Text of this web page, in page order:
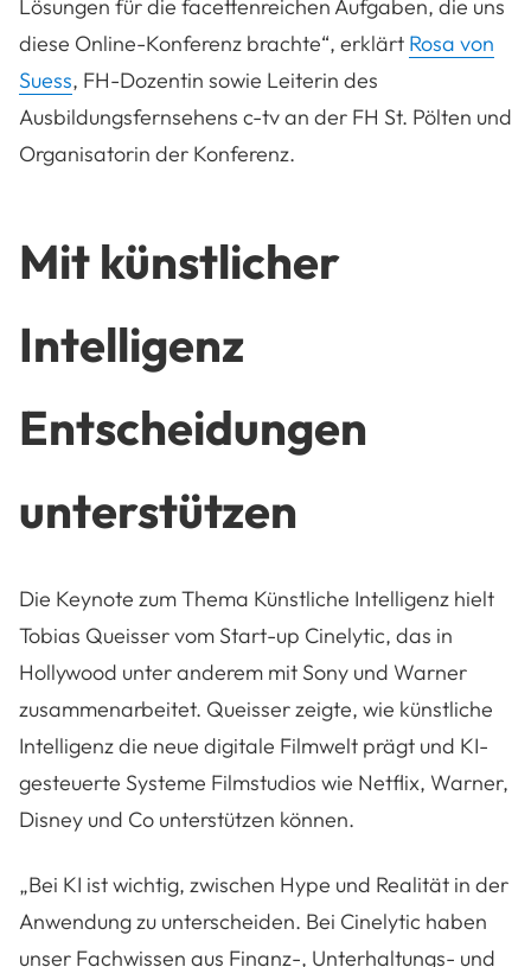
Lösungen für die facettenreichen Aufgaben, die uns
diese Online-Konferenz brachte“, erklärt Rosa von
Suess, FH-Dozentin sowie Leiterin des
Ausbildungsfernsehens c-tv an der FH St. Pölten und
Organisatorin der Konferenz.
Mit künstlicher
Intelligenz
Entscheidungen
unterstützen
Die Keynote zum Thema Künstliche Intelligenz hielt
Tobias Queisser vom Start-up Cinelytic, das in
Hollywood unter anderem mit Sony und Warner
zusammenarbeitet. Queisser zeigte, wie künstliche
Intelligenz die neue digitale Filmwelt prägt und KI-
gesteuerte Systeme Filmstudios wie Netflix, Warner,
Disney und Co unterstützen können.
„Bei KI ist wichtig, zwischen Hype und Realität in der
Anwendung zu unterscheiden. Bei Cinelytic haben
unser Fachwissen aus Finanz-, Unterhaltungs- und